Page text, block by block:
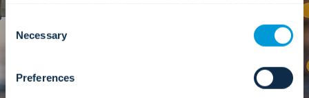
cookies. Click "Show details" below for more information
about who we share your information with.
Selection
Necessary
Preferences
リモートサービス
集中化された常時サポートにより、ダウンタイ